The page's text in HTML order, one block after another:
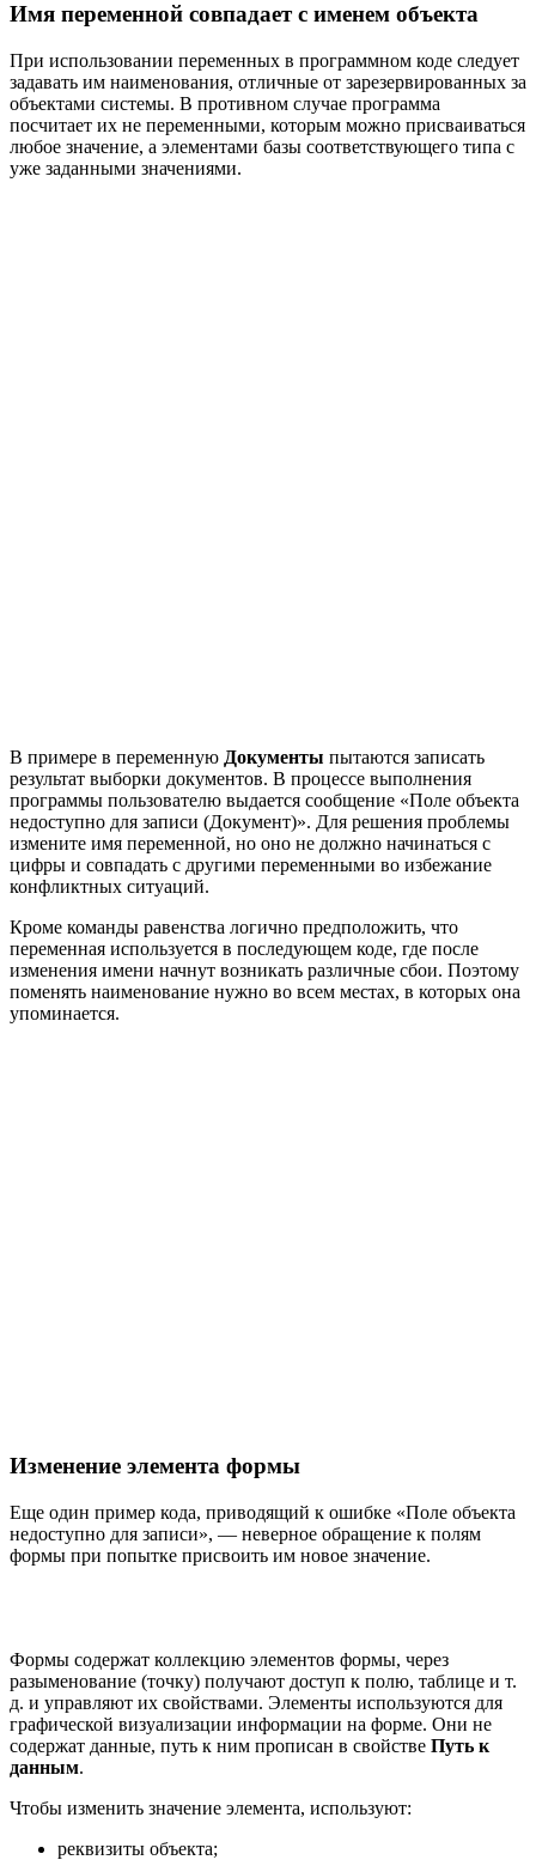
Имя переменной совпадает с именем объекта
При использовании переменных в программном коде следует
задавать им наименования, отличные от зарезервированных за
объектами системы. В противном случае программа
посчитает их не переменными, которым можно присваиваться
любое значение, а элементами базы соответствующего типа с
уже заданными значениями.
В примере в переменную Документы пытаются записать
результат выборки документов. В процессе выполнения
программы пользователю выдается сообщение «Поле объекта
недоступно для записи (Документ)». Для решения проблемы
измените имя переменной, но оно не должно начинаться с
цифры и совпадать с другими переменными во избежание
конфликтных ситуаций.
Кроме команды равенства логично предположить, что
переменная используется в последующем коде, где после
изменения имени начнут возникать различные сбои. Поэтому
поменять наименование нужно во всем местах, в которых она
упоминается.
Изменение элемента формы
Еще один пример кода, приводящий к ошибке «Поле объекта
недоступно для записи», — неверное обращение к полям
формы при попытке присвоить им новое значение.
Формы содержат коллекцию элементов формы, через
разыменование (точку) получают доступ к полю, таблице и т.
д. и управляют их свойствами. Элементы используются для
графической визуализации информации на форме. Они не
содержат данные, путь к ним прописан в свойстве Путь к
данным.
Чтобы изменить значение элемента, используют:
реквизиты объекта;